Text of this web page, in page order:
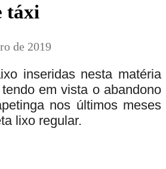
táxi
de 2019
inseridas nesta matéria
em vista o abandono
nos últimos meses
lixo regular.